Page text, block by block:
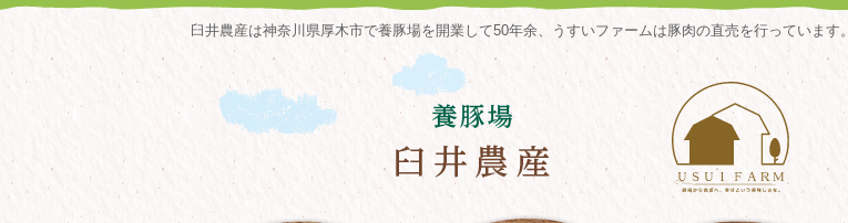
臼井農産は神奈川県厚木市で養豚場を開業して50年余、うすいファームは豚肉の直売を行っています。